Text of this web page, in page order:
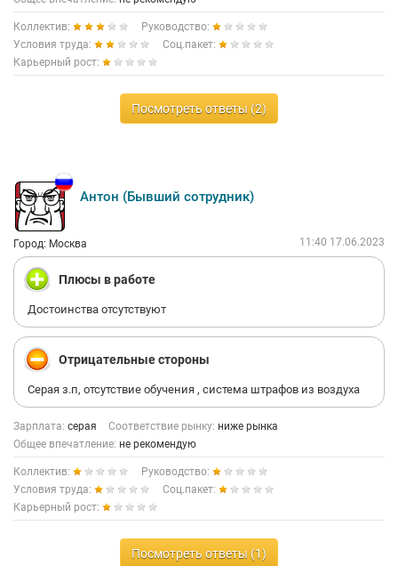
Коллектив:
Руководство:
Условия труда:
Соц.пакет:
Карьерный рост:
Посмотреть ответы (2)
Антон (Бывший сотрудник)
Город: Москва 11:40 17.06.2023
Плюсы в работе
Достоинства отсутствуют
Отрицательные стороны
Серая з.п, отсутствие обучения , система штрафов из воздуха
Зарплата: серая Соответствие рынку: ниже рынка
Общее впечатление: не рекомендую
Коллектив:
Руководство:
Условия труда:
Соц.пакет:
Карьерный рост:
Посмотреть ответы (1)